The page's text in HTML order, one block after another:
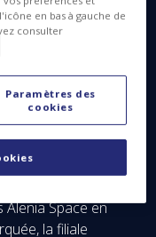
est Thales
Européenne)
Russe). Cette
le sol et la sub-
d’un rover
Space en
la filiale
en bas à gauche de
consulter
Paramètres des
cookies